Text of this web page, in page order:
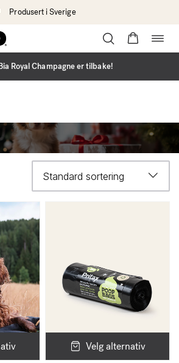
Produsert i Sverige
Bytt
Royal Champagne er tilbake!
Velg alternativ